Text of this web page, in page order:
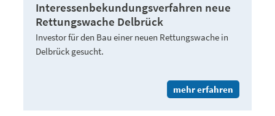
Interessenbekundungsverfahren neue
Rettungswache Delbrück
Investor für den Bau einer neuen Rettungswache in
Delbrück gesucht.
mehr erfahren